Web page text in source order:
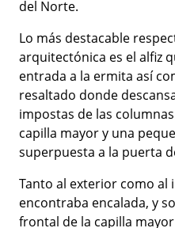
del Norte.
Lo más destacable
arquitectónica es el alfiz
entrada a la ermita así
resaltado donde
impostas de las
capilla mayor y una
superpuesta a la puerta
Tanto al exterior como al
encontraba encalada, y
frontal de la capilla